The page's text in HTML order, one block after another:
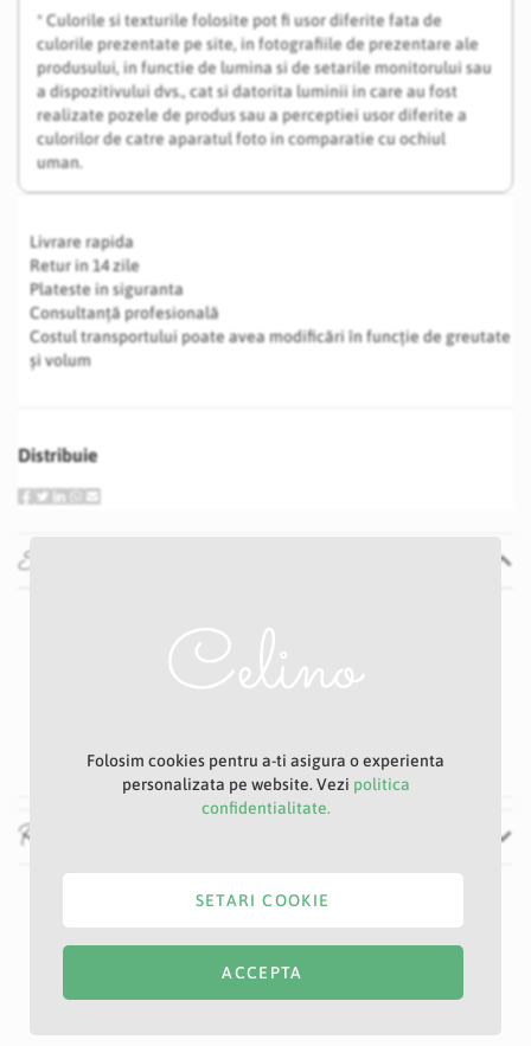
* Culorile si texturile folosite pot fi usor diferite fata de
culorile prezentate pe site, in fotografiile de prezentare ale
produsului, in functie de lumina si de setarile monitorului sau
a dispozitivului dvs., cat si datorita luminii in care au fost
realizate pozele de produs sau a perceptiei usor diferite a
culorilor de catre aparatul foto in comparatie cu ochiul
uman.
Livrare rapida
Retur in 14 zile
Plateste in siguranta
Consultanță profesională
Costul transportului poate avea modificări în funcție de greutate
și volum
Distribuie
Specificatii
P26S
Recenzii
Folosim cookies pentru a-ti asigura o experienta
personalizata pe website. Vezi politica
confidentialitate.
ACCEPTA
SETARI COOKIE